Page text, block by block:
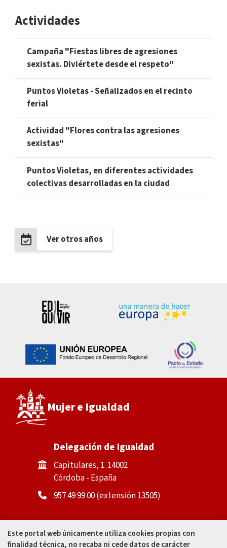
Actividades
Campaña "Fiestas libres de agresiones
sexistas. Diviértete desde el respeto"
Puntos Violetas - Señalizados en el recinto
ferial
Actividad "Flores contra las agresiones
sexistas"
Puntos Violetas, en diferentes actividades
colectivas desarrolladas en la ciudad
Ver otros años
Mujer e Igualdad
Delegación de Igualdad
Capitulares, 1. 14002
Córdoba - España
957 49 99 00 (extensión 13505)
Casa de la Igualdad
Este portal web únicamente utiliza cookies propias con
finalidad técnica, no recaba ni cede datos de carácter